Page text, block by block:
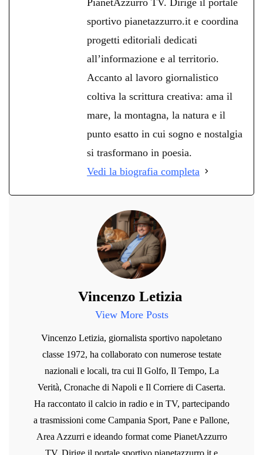
sportivo pianetazzurro.it e coordina
progetti editoriali dedicati
all’informazione e al territorio.
Accanto al lavoro giornalistico
coltiva la scrittura creativa: ama il
mare, la montagna, la natura e il
punto esatto in cui sogno e nostalgia
si trasformano in poesia.
Vedi la biografia completa
Vincenzo Letizia
View More Posts
Vincenzo Letizia, giornalista sportivo napoletano
classe 1972, ha collaborato con numerose testate
nazionali e locali, tra cui Il Golfo, Il Tempo, La
Verità, Cronache di Napoli e Il Corriere di Caserta.
Ha raccontato il calcio in radio e in TV, partecipando
a trasmissioni come Campania Sport, Pane e Pallone,
Area Azzurri e ideando format come PianetAzzurro